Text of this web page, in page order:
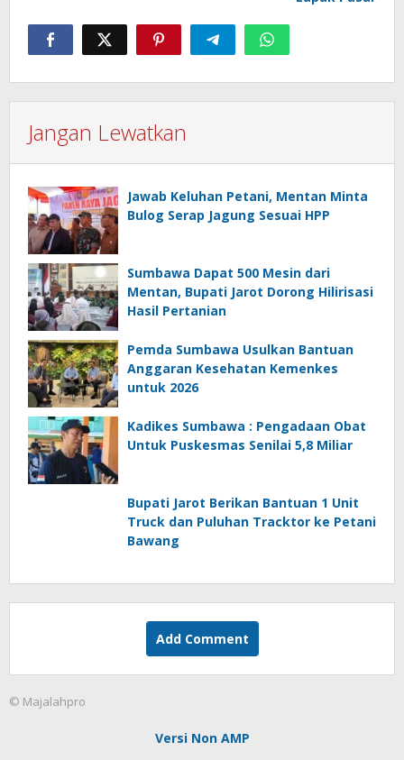
Jangan Lewatkan
Jawab Keluhan Petani, Mentan Minta
Bulog Serap Jagung Sesuai HPP
Sumbawa Dapat 500 Mesin dari
Mentan, Bupati Jarot Dorong Hilirisasi
Hasil Pertanian
Pemda Sumbawa Usulkan Bantuan
Anggaran Kesehatan Kemenkes
untuk 2026
Kadikes Sumbawa : Pengadaan Obat
Untuk Puskesmas Senilai 5,8 Miliar
Bupati Jarot Berikan Bantuan 1 Unit
Truck dan Puluhan Tracktor ke Petani
Bawang
Add Comment
© Majalahpro
Versi Non AMP